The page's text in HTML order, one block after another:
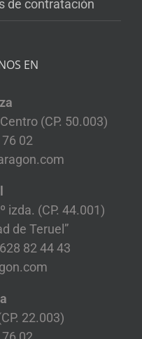
de contratación
EN
(CP. 50.003)
02
izda. (CP. 44.001)
de Teruel”
82 44 43
22.003)